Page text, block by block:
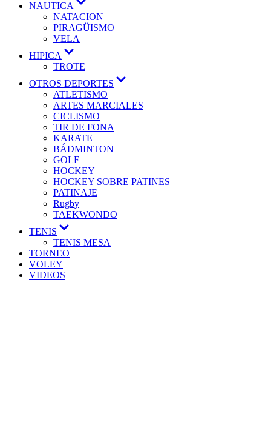
NAUTICA
NATACION
PIRAGÜISMO
VELA
HIPICA
TROTE
OTROS DEPORTES
ATLETISMO
ARTES MARCIALES
CICLISMO
TIR DE FONA
KARATE
BÁDMINTON
GOLF
HOCKEY
HOCKEY SOBRE PATINES
PATINAJE
Rugby
TAEKWONDO
TENIS
TENIS MESA
TORNEO
VOLEY
VIDEOS